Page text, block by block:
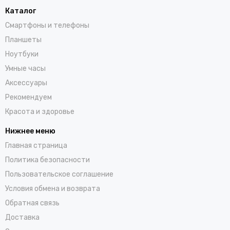
Каталог
Смартфоны и телефоны
Планшеты
Ноутбуки
Умные часы
Аксессуары
Рекомендуем
Красота и здоровье
Нижнее меню
Главная страница
Политика безопасности
Пользовательское соглашение
Условия обмена и возврата
Обратная связь
Доставка